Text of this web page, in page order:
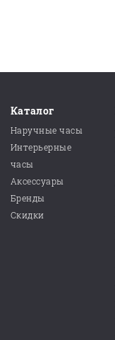
Каталог
Наручные часы
Интерьерные
часы
Аксессуары
Бренды
Скидки